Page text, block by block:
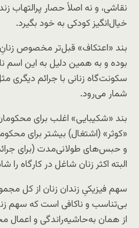
نقاشی، و نه اصلاً حصار پرالتهاب
خیال‌انگیز کودکی به خود بگیرد.
بند «اعتکاف» قبل‌تر مخصوص
بوده و به همین دلیل به این اسم
سکونت‌گاه زنانی با جرائم دیگری
شمار می‌رود.
بند «شکیبایی» اغلب برای
«کوثر» (اشتغال) بیشتر برای
و حبس‌های طولانی‌مدت (برای
البته اکثر زنان شاغل در کارگاه
سهم فیزیکیِ زندان زنان از کل
بی‌تناسب و ناکافی است که سهم
از همان به‌حاشیه‌راندگی و